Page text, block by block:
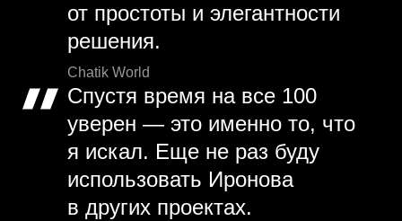
от простоты и элегантности
решения.
Chatik World
Спустя время на все 100
уверен — это именно то, что
я искал. Еще не раз буду
использовать Иронова
в других проектах.